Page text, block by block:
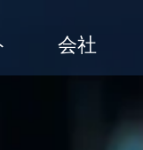
会社